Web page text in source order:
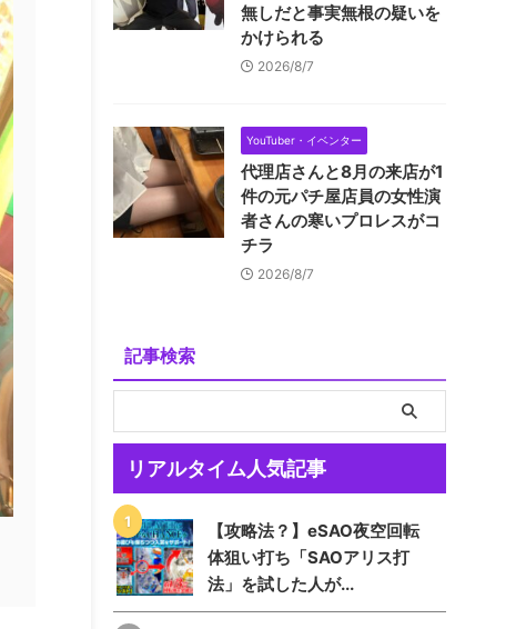
無しだと事実無根の疑いを
かけられる
2026/8/7
YouTuber・イベンター
代理店さんと8月の来店が1
件の元パチ屋店員の女性演
者さんの寒いプロレスがコ
チラ
2026/8/7
記事検索
リアルタイム人気記事
【攻略法？】eSAO夜空回転
体狙い打ち「SAOアリス打
法」を試した人が...